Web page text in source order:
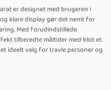
er designet med brugeren i
klare display gør det nemt for
Med forudindstillede
tilberedte måltider med blot et
ideelt valg for travle personer og